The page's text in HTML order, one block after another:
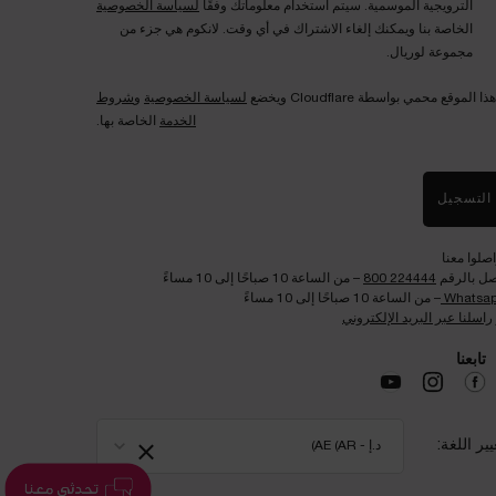
الترويجية الموسمية. سيتم استخدام معلوماتك وفقًا
لسياسة الخصوصية
الخاصة بنا ويمكنك إلغاء الاشتراك في أي وقت. لانكوم هي جزء من
مجموعة لوريال.
هذا الموقع محمي بواسطة Cloudflare ويخضع لسياسة الخصوصية وشروط
الخدمة الخاصة بها.
التسجيل
معنا
بالرقم 224444 800
– من الساعة 10 صباحًا إلى 10 مساءً
– من الساعة 10 صباحًا إلى 10 مساءً
راسلنا عبر البريد الإلكتروني
تابعنا​
اللغة: د.إ - AE (AR) ×